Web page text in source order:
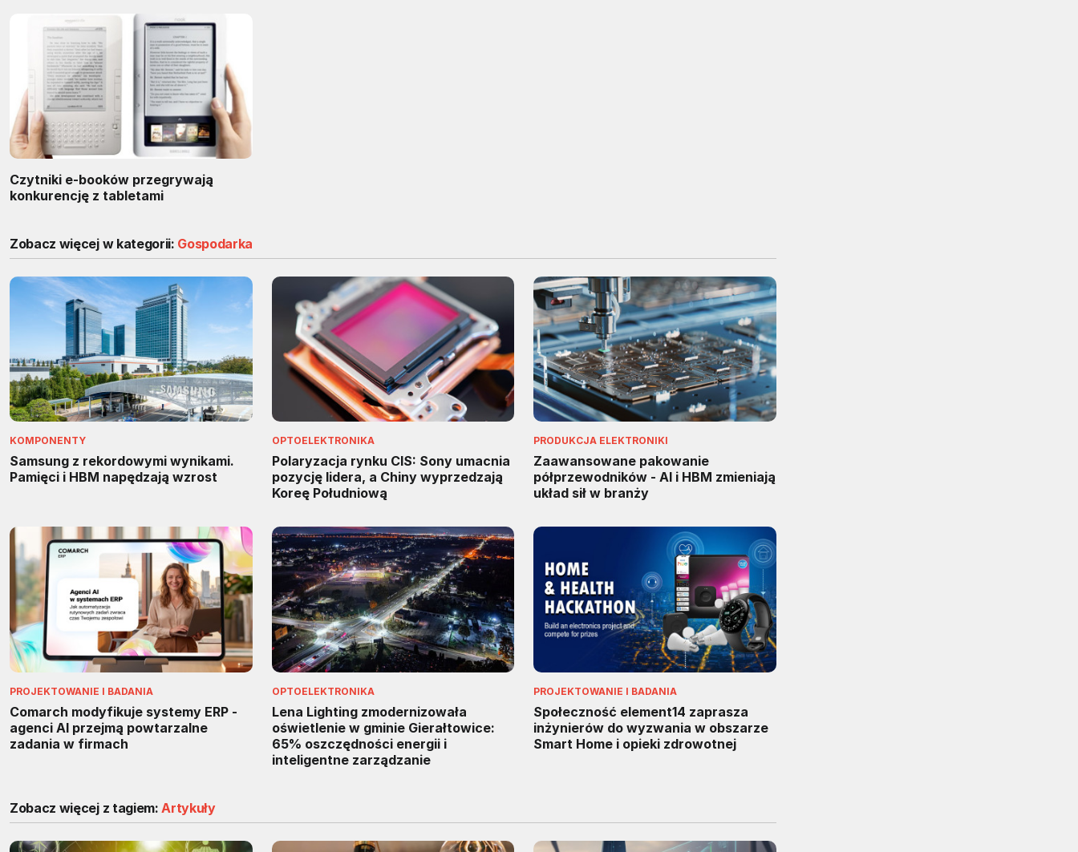
Czytniki e-booków przegrywają
konkurencję z tabletami
Zobacz więcej w kategorii: Gospodarka
KOMPONENTY
Samsung z rekordowymi wynikami.
Pamięci i HBM napędzają wzrost
OPTOELEKTRONIKA
Polaryzacja rynku CIS: Sony umacnia
pozycję lidera, a Chiny wyprzedzają
Koreę Południową
PRODUKCJA ELEKTRONIKI
Zaawansowane pakowanie
półprzewodników - AI i HBM zmieniają
układ sił w branży
PROJEKTOWANIE I BADANIA
Comarch modyfikuje systemy ERP -
agenci AI przejmą powtarzalne
zadania w firmach
OPTOELEKTRONIKA
Lena Lighting zmodernizowała
oświetlenie w gminie Gierałtowice:
65% oszczędności energii i
inteligentne zarządzanie
PROJEKTOWANIE I BADANIA
Społeczność element14 zaprasza
inżynierów do wyzwania w obszarze
Smart Home i opieki zdrowotnej
Zobacz więcej z tagiem:Artykuły